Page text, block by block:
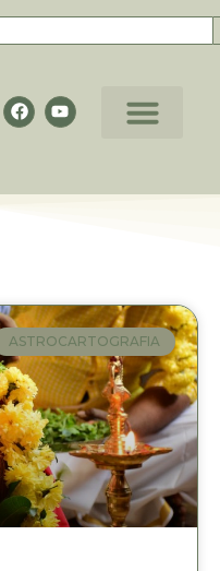
ASTROCARTOGRAFIA